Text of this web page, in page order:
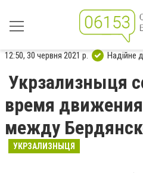
12:50, 30 червня 2021 р. Надійне
Укрзализныця
время
между
УКРЗАЛИЗНЫЦЯ